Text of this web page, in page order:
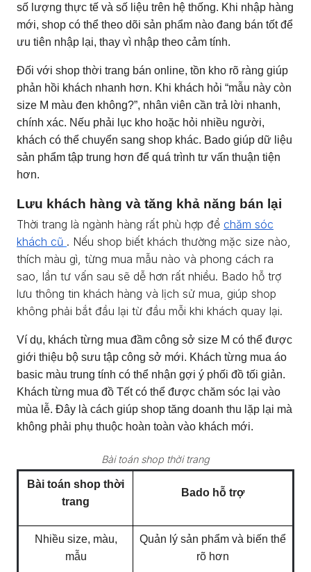
số lượng thực tế và số liệu trên hệ thống. Khi nhập hàng
mới, shop có thể theo dõi sản phẩm nào đang bán tốt để
ưu tiên nhập lại, thay vì nhập theo cảm tính.
Đối với shop thời trang bán online, tồn kho rõ ràng giúp
phản hồi khách nhanh hơn. Khi khách hỏi “mẫu này còn
size M màu đen không?”, nhân viên cần trả lời nhanh,
chính xác. Nếu phải lục kho hoặc hỏi nhiều người,
khách có thể chuyển sang shop khác. Bado giúp dữ liệu
sản phẩm tập trung hơn để quá trình tư vấn thuận tiện
hơn.
Lưu khách hàng và tăng khả năng bán lại
Thời trang là ngành hàng rất phù hợp để chăm sóc
khách cũ . Nếu shop biết khách thường mặc size nào,
thích màu gì, từng mua mẫu nào và phong cách ra
sao, lần tư vấn sau sẽ dễ hơn rất nhiều. Bado hỗ trợ
lưu thông tin khách hàng và lịch sử mua, giúp shop
không phải bắt đầu lại từ đầu mỗi khi khách quay lại.
Ví dụ, khách từng mua đầm công sở size M có thể được
giới thiệu bộ sưu tập công sở mới. Khách từng mua áo
basic màu trung tính có thể nhận gợi ý phối đồ tối giản.
Khách từng mua đồ Tết có thể được chăm sóc lại vào
mùa lễ. Đây là cách giúp shop tăng doanh thu lặp lại mà
không phải phụ thuộc hoàn toàn vào khách mới.
Bài toán shop thời trang
Bài toán shop thời
trang
Bado hỗ trợ
Nhiều size, màu,
mẫu
Quản lý sản phẩm và biến thể
rõ hơn